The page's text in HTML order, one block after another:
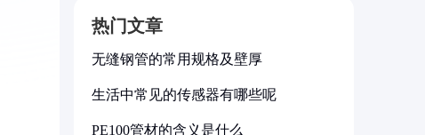
热门文章
无缝钢管的常用规格及壁厚
生活中常见的传感器有哪些呢
PE100管材的含义是什么